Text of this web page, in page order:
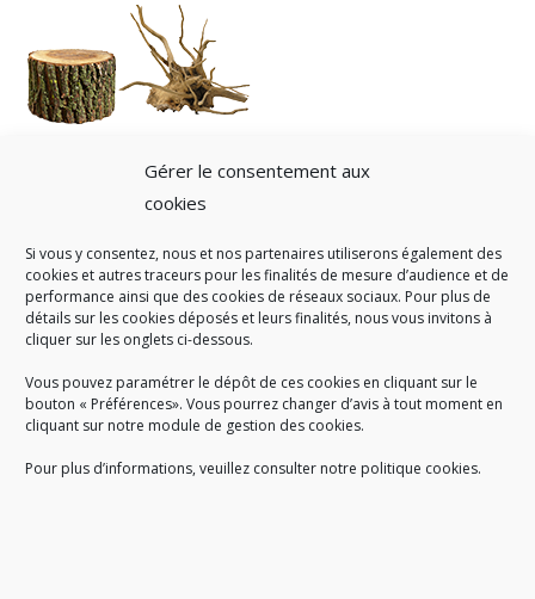
Gérer le consentement aux
cookies
Si vous y consentez, nous et nos partenaires utiliserons également des
cookies et autres traceurs pour les finalités de mesure d’audience et de
performance ainsi que des cookies de réseaux sociaux. Pour plus de
détails sur les cookies déposés et leurs finalités, nous vous invitons à
cliquer sur les onglets ci-dessous.
Vous pouvez paramétrer le dépôt de ces cookies en cliquant sur le
bouton « Préférences». Vous pourrez changer d’avis à tout moment en
cliquant sur notre module de gestion des cookies.
Pour plus d’informations, veuillez consulter notre politique cookies.
A SAVOIR
Créé en 1978, le Sigidurs est un établissement public quiexerce
des missions de service public : la prévention, la collecte et la
valorisation des déchets ménagers et assimilés produits par son
territoire.
Accueil du public :